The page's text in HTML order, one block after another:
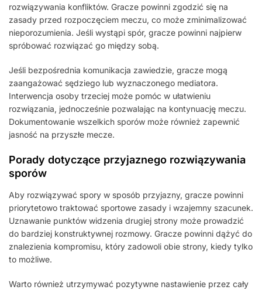
rozwiązywania konfliktów. Gracze powinni zgodzić się na
zasady przed rozpoczęciem meczu, co może zminimalizować
nieporozumienia. Jeśli wystąpi spór, gracze powinni najpierw
spróbować rozwiązać go między sobą.
Jeśli bezpośrednia komunikacja zawiedzie, gracze mogą
zaangażować sędziego lub wyznaczonego mediatora.
Interwencja osoby trzeciej może pomóc w ułatwieniu
rozwiązania, jednocześnie pozwalając na kontynuację meczu.
Dokumentowanie wszelkich sporów może również zapewnić
jasność na przyszłe mecze.
Porady dotyczące przyjaznego rozwiązywania
sporów
Aby rozwiązywać spory w sposób przyjazny, gracze powinni
priorytetowo traktować sportowe zasady i wzajemny szacunek.
Uznawanie punktów widzenia drugiej strony może prowadzić
do bardziej konstruktywnej rozmowy. Gracze powinni dążyć do
znalezienia kompromisu, który zadowoli obie strony, kiedy tylko
to możliwe.
Warto również utrzymywać pozytywne nastawienie przez cały